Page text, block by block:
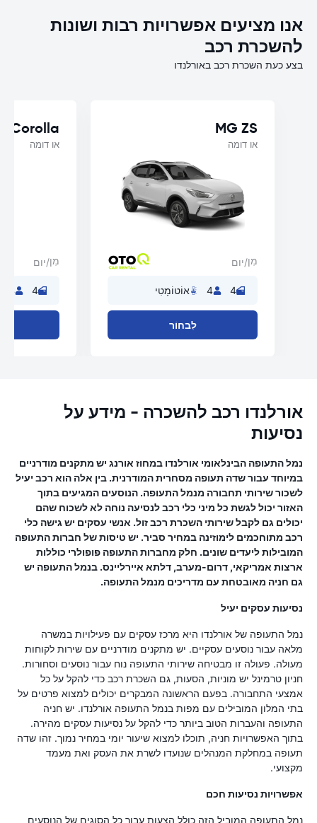
אנו מציעים אפשרויות רבות ושונות
להשכרת רכב
בצע כעת השכרת רכב באורלנדו
MG ZS
או דומה
מִן/יום
4
4 אוֹטוֹמָטִי
לִבחוֹר
Corolla
או דומה
מִן/יום
4
4
אורלנדו רכב להשכרה - מידע על
נסיעות
נמל התעופה הבינלאומי אורלנדו במחוז אורנג יש מתקנים מודרניים
במיוחד עבור שדה תעופה מסחרית המודרנית. בין אלה הוא רכב יעיל
לשכור שירותי תחבורה מנמל התעופה. הנוסעים המגיעים בתוך
האזור יכול לגשת כל מיני כלי רכב לנסיעה נוחה לא לשכוח שהם
יכולים גם לקבל שירותי השכרת רכב זול. אנשי עסקים יש גישה כלי
רכב מתוחכמים לימוזינה במחיר סביר. יש טיסות של חברות התעופה
המובילות ליעדים שונים. חלק מחברות התעופה פופולרי כוללות
ארצות אמריקאי, דרום-מערב, דלתא איירליינס. בנמל התעופה יש
גם חניה מאובטחת עם מדריכים מנמל התעופה.
נסיעות עסקים יעיל
נמל התעופה של אורלנדו היא מרכז עסקים עם פעילויות במשרה
מלאה עבור נוסעים עסקיים. יש מתקנים מודרניים עם שירות לקוחות
מעולה. פעולה זו מבטיחה שירותי התעופה נוח עבור נוסעים וסחורות.
חניון טרמינל יש מוניות, הסעות, גם השכרת רכב כדי להקל על כל
אמצעי התחבורה. בפעם הראשונה המבקרים יכולים למצוא פרטים על
בתי המלון המובילים עם מפות בנמל התעופה אורלנדו. יש חניה
התעופה והעברות הטוב ביותר כדי להקל על נסיעות עסקים מהירה.
בתוך האפשרויות חניה, תוכלו למצוא שיעור יומי במחיר נמוך. זהו שדה
תעופה במחלקת המנהלים שנועדו לשרת את העסק ואת מעמד
מקצועי.
אפשרויות נסיעות חכם
נמל התעופה המוביל הזה כולל הצעות עבור כל הסוגים של הנוסעים